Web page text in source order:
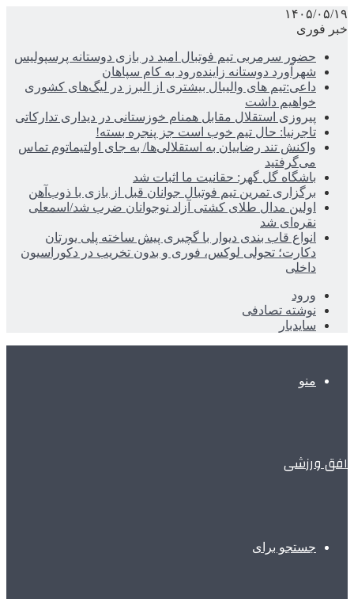
۱۴۰۵/۰۵/۱۹
خبر فوری
حضور سرمربی تیم فوتبال امید در بازی دوستانه پرسپولیس
شهرآورد دوستانه زاینده‌رود به کام سپاهان
داعی:تیم های والیبال بیشتری از البرز در لیگ‌های کشوری
خواهیم داشت
پیروزی استقلال مقابل همنام خوزستانی در دیداری تدارکاتی
تاجرنیا: حال تیم خوب است جز پنجره بسته!
واکنش تند رضاییان به استقلالی‌ها/ به جای اولتیماتوم تماس
می‌گرفتید
باشگاه گل گهر: حقانیت ما اثبات شد
برگزاری تمرین تیم فوتبال جوانان قبل از بازی با ذوب‌آهن
اولین مدال طلای کشتی آزاد نوجوانان ضرب شد/اسمعلی
نقره‌ای شد
انواع قاب بندی دیوار با گچبری پیش ساخته پلی یورتان
دکارت؛ تحولی لوکس، فوری و بدون تخریب در دکوراسیون
داخلی
ورود
نوشته تصادفی
سایدبار
منو
افق ورزشی
جستجو برای